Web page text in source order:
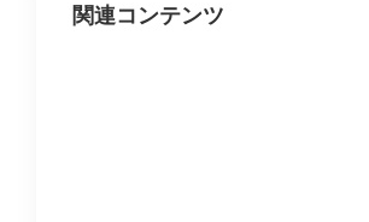
関連コンテンツ